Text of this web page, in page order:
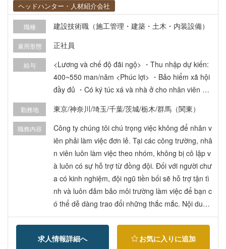
ヘッドハンター・人材紹介会社
職種 建設技術職（施工管理・建築・土木・内装設備）
雇用形態 正社員
給与
<Lương và chế độ đãi ngộ> ・Thu nhập dự kiến:
400~550 man/năm <Phúc lợi> ・Bảo hiểm xã hội
đầy đủ ・Có ký túc xá và nhà ở cho nhân viên ・
hỗ trợ hoàn trả khoản vay học phí ・Có thể đi làm
bằng xe ô tô cá nhân ・Khám sức khỏe định kỳ
・Du lịch công ty, hoạt động tập thể ・Khách sạn
nghỉ dưỡng dành cho thành viên (theo chế độ hội
viên) ・Chế độ huấn luyện, đào tạo (theo lịch trìn
h)
勤務地 東京/神奈川/埼玉/千葉/茨城/栃木/群馬（関東）
職務内容
Công ty chúng tôi chú trọng việc không để nhân v
iên phải làm việc đơn lẻ. Tại các công trường, nhâ
n viên luôn làm việc theo nhóm, không bị cô lập v
à luôn có sự hỗ trợ từ đồng đội. Đối với người chư
a có kinh nghiệm, đội ngũ tiền bối sẽ hỗ trợ tận tì
nh và luôn đảm bảo môi trường làm việc để bạn c
ó thể dễ dàng trao đổi những thắc mắc. Nội dung
công việc chính: ・Vận chuyển vật liệu ・Lắp đặt
đường ống ・Thiết bị điều hòa không khí ・Thay
thế thiết bị Các lĩnh vực kinh doanh liên quan đến
求人情報詳細へ お気に入りに追加